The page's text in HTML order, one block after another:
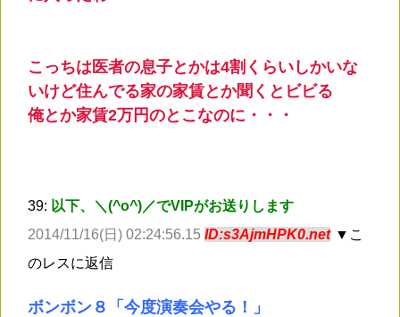
こっちは医者の息子とかは4割くらいしかいな
いけど住んでる家の家賃とか聞くとビビる
俺とか家賃2万円のとこなのに・・・
39: 以下、＼(^o^)／でVIPがお送りします
2014/11/16(日) 02:24:56.15 ID:s3AjmHPK0.net ▼こ
のレスに返信
ボンボン８「今度演奏会やる！」